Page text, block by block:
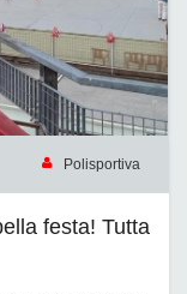
Polisportiva
festa! Tutta